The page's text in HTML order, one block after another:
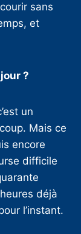
sans
et
?
un
Mais ce
encore
difficile
déjà
l’instant.